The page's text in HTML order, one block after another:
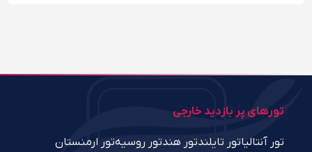
تورهای پر بازدید خارجی
تور آنتالیاتور تایلندتور هندتور روسیهتور ارمنستان